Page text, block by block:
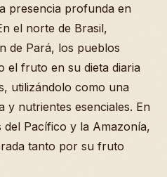
presencia profunda en
el norte de Brasil,
de Pará, los pueblos
el fruto en su dieta diaria
utilizándolo como una
y nutrientes esenciales. En
del Pacífico y la Amazonía,
tanto por su fruto